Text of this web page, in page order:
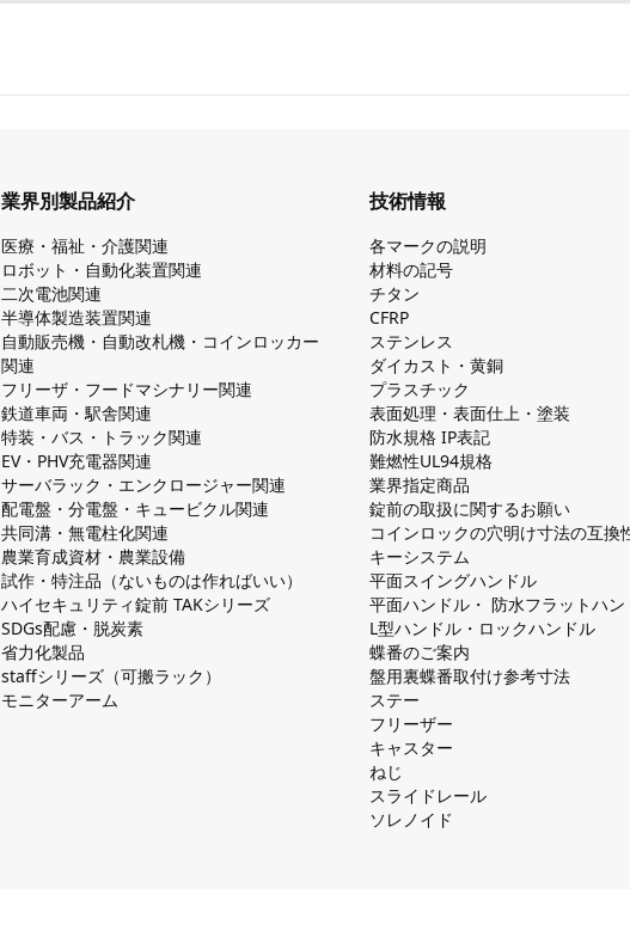
業界別製品紹介
医療・福祉・介護関連
ロボット・自動化装置関連
二次電池関連
半導体製造装置関連
自動販売機・自動改札機・コインロッカー
関連
フリーザ・フードマシナリー関連
鉄道車両・駅舎関連
特装・バス・トラック関連
EV・PHV充電器関連
サーバラック・エンクロージャー関連
配電盤・分電盤・キュービクル関連
共同溝・無電柱化関連
農業育成資材・農業設備
試作・特注品（ないものは作ればいい）
ハイセキュリティ錠前 TAKシリーズ
SDGs配慮・脱炭素
省力化製品
staffシリーズ（可搬ラック）
モニターアーム
技術情報
各マークの説明
材料の記号
チタン
CFRP
ステンレス
ダイカスト・⻩銅
プラスチック
表面処理・表面仕上・塗装
防⽔規格 IP表記
難燃性UL94規格
業界指定商品
錠前の取扱に関するお願い
コインロックの⽳明け⼨法の互換
キーシステム
平⾯スイングハンドル
平⾯ハンドル・ 防⽔フラットハン
L型ハンドル・ロックハンドル
蝶番のご案内
盤⽤裏蝶番取付け参考⼨法
ステー
フリーザー
キャスター
ねじ
スライドレール
ソレノイド